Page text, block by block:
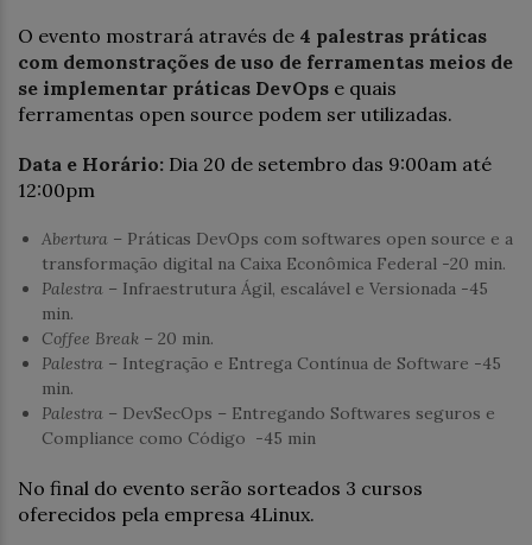
O evento mostrará através de 4 palestras práticas
com demonstrações de uso de ferramentas meios de
se implementar práticas DevOps e quais
ferramentas open source podem ser utilizadas.
Data e Horário: Dia 20 de setembro das 9:00am até
12:00pm
Abertura – Práticas DevOps com softwares open source e a
transformação digital na Caixa Econômica Federal -20 min.
Palestra – Infraestrutura Ágil, escalável e Versionada -45
min.
Coffee Break – 20 min.
Palestra – Integração e Entrega Contínua de Software -45
min.
Palestra – DevSecOps – Entregando Softwares seguros e
Compliance como Código -45 min
No final do evento serão sorteados 3 cursos
oferecidos pela empresa 4Linux.